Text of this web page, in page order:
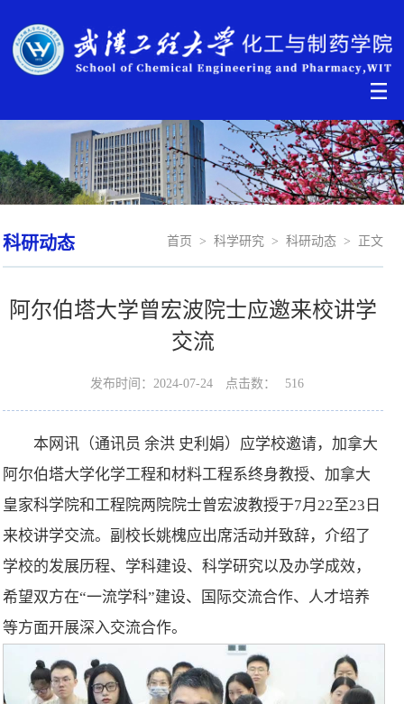
科研动态 首页 > 科学研究 > 科研动态 > 正文
阿尔伯塔大学曾宏波院士应邀来校讲学
交流
发布时间：2024-07-24 点击数： 516
本网讯（通讯员 余洪 史利娟）应学校邀请，加拿大
阿尔伯塔大学化学工程和材料工程系终身教授、加拿大
皇家科学院和工程院两院院士曾宏波教授于7月22至23日
来校讲学交流。副校长姚槐应出席活动并致辞，介绍了
学校的发展历程、学科建设、科学研究以及办学成效，
希望双方在“一流学科”建设、国际交流合作、人才培养
等方面开展深入交流合作。